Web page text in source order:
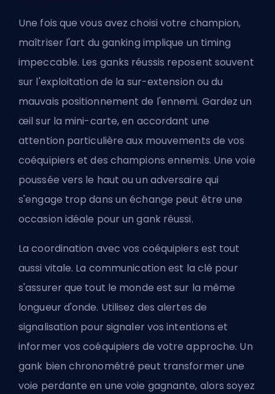
Une fois que vous avez choisi votre champion,
maîtriser l'art du ganking implique un timing
impeccable. Les ganks réussis reposent souvent
sur l'exploitation de la sur-extension ou du
mauvais positionnement de l'ennemi. Gardez un
œil sur la mini-carte, en accordant une
attention particulière aux mouvements de vos
coéquipiers et des champions ennemis. Une voie
poussée vers le haut ou un adversaire qui
s'engage trop dans un échange peut être une
occasion idéale pour un gank réussi.
La coordination avec vos coéquipiers est tout
aussi vitale. La communication est la clé pour
s'assurer que tout le monde est sur la même
longueur d'onde. Utilisez des alertes de
signalisation pour signaler vos intentions et
informer vos coéquipiers de votre approche. Un
gank bien chronométré peut transformer une
voie perdante en une voie gagnante, alors soyez